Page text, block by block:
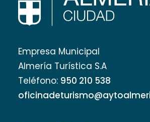
Empresa Municipal
Almería Turística S.A
Teléfono: 950 210 538